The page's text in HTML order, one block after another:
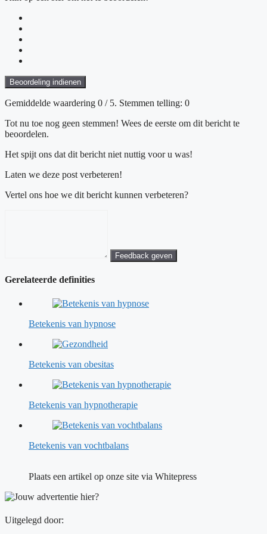
Beoordeling indienen
Gemiddelde waardering 0 / 5. Stemmen telling: 0
Tot nu toe nog geen stemmen! Wees de eerste om dit bericht te
beoordelen.
Het spijt ons dat dit bericht niet nuttig voor u was!
Laten we deze post verbeteren!
Vertel ons hoe we dit bericht kunnen verbeteren?
Feedback geven
Gerelateerde definities
Betekenis van hypnose
Betekenis van obesitas
Betekenis van hypnotherapie
Betekenis van vochtbalans
Plaats een artikel op onze site via Whitepress
Uitgelegd door: